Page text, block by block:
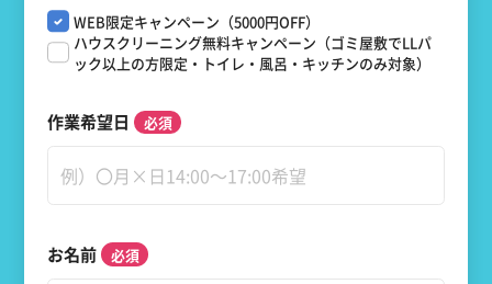
WEB限定キャンペーン（5000円OFF）
ハウスクリーニング無料キャンペーン（ゴミ屋敷でLLパ
ック以上の方限定・トイレ・風呂・キッチンのみ対象）
作業希望日
お名前